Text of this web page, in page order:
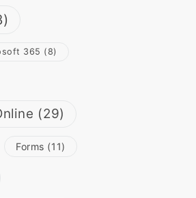
365 (8)
(29)
Forms (11)